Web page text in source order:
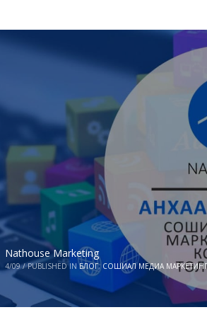
Nathouse Marketing
4/09 / PUBLISHED IN БЛОГ, СОШИАЛ МЕДИА МАРКЕТИНГ